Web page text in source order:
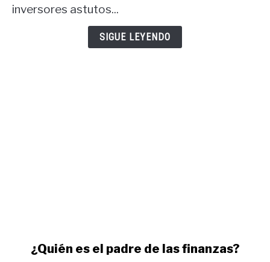
COT
inversores astutos...
SIGUE LEYENDO
¿Quién es el padre de las finanzas?